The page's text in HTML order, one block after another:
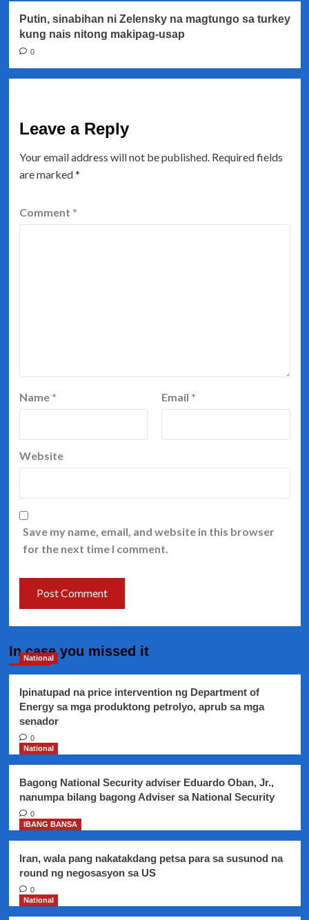
Putin, sinabihan ni Zelensky na magtungo sa turkey
kung nais nitong makipag-usap
0
Leave a Reply
Your email address will not be published. Required fields
are marked*
Comment *
Name * Email *
Website
Save my name, email, and website in this browser
for the next time I comment.
In case you missed it
National
Ipinatupad na price intervention ng Department of
Energy sa mga produktong petrolyo, aprub sa mga
senador
0
National
Bagong National Security adviser Eduardo Oban, Jr.,
nanumpa bilang bagong Adviser sa National Security
0
IBANG BANSA
Iran, wala pang nakatakdang petsa para sa susunod na
round ng negosasyon sa US
0
National